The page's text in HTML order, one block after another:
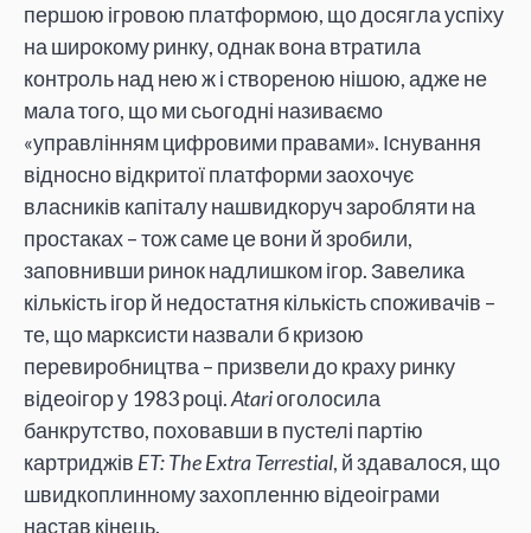
першою ігровою платформою, що досягла успіху
на широкому ринку, однак вона втратила
контроль над нею ж і створеною нішою, адже не
мала того, що ми сьогодні називаємо
«управлінням цифровими правами». Існування
відносно відкритої платформи заохочує
власників капіталу нашвидкоруч заробляти на
простаках – тож саме це вони й зробили,
заповнивши ринок надлишком ігор. Завелика
кількість ігор й недостатня кількість споживачів –
те, що марксисти назвали б кризою
перевиробництва – призвели до краху ринку
відеоігор у 1983 році.Atariоголосила
банкрутство, поховавши в пустелі партію
картриджів ET: The Extra Terrestial, й здавалося, що
швидкоплинному захопленню відеоіграми
настав кінець.